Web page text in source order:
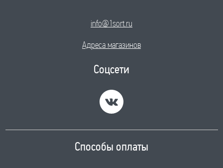
info@1sort.ru
Адреса магазинов
Соцсети
Способы оплаты